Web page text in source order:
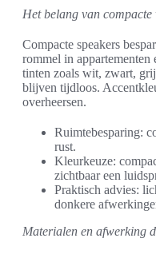
Het belang van
Compacte speakers
rommel in appartementen
tinten zoals wit, zwart,
blijven tijdloos.
overheersen.
Ruimtebesparing:
rust.
Kleurkeuze:
zichtbaar een
Praktisch advies:
donkere
Materialen en afwerking